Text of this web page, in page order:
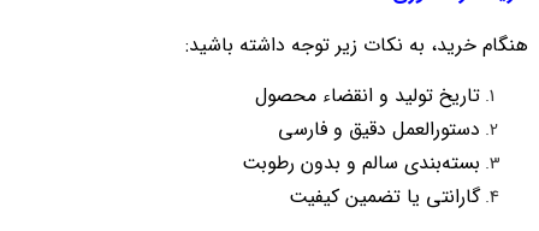
هنگام خرید، به نکات زیر توجه داشته باشید:
تاریخ تولید و انقضاء محصول
دستورالعمل دقیق و فارسی
بسته‌بندی سالم و بدون رطوبت
گارانتی یا تضمین کیفیت